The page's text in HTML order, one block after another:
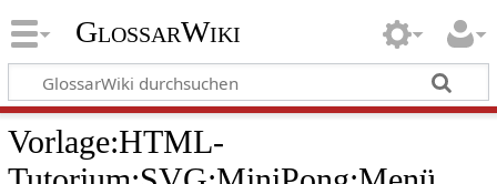
GlossarWiki
Vorlage:HTML-